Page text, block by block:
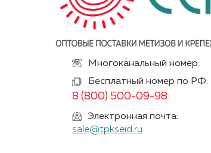
Многоканальный номер:
Бесплатный номер по РФ:
8 (800) 500-09-98
Электронная почта:
sale@tpkseid.ru